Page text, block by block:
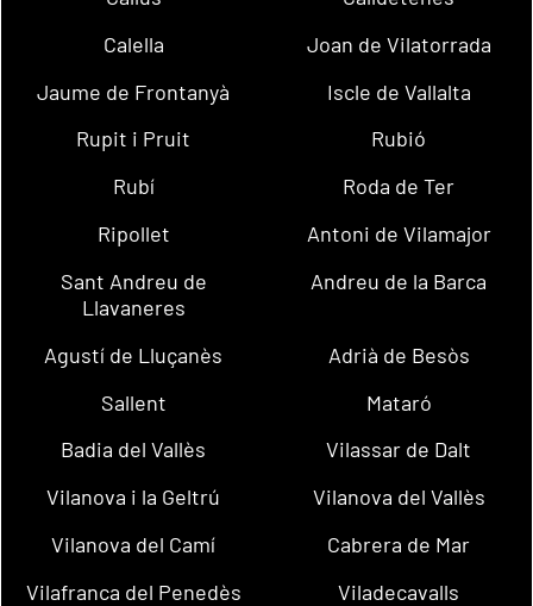
Calella
Joan de Vilatorrada
Jaume de Frontanyà
Iscle de Vallalta
Rupit i Pruit
Rubió
Rubí
Roda de Ter
Ripollet
Antoni de Vilamajor
Sant Andreu de
Llavaneres
Andreu de la Barca
Agustí de Lluçanès
Adrià de Besòs
Sallent
Mataró
Badia del Vallès
Vilassar de Dalt
Vilanova i la Geltrú
Vilanova del Vallès
Vilanova del Camí
Cabrera de Mar
Vilafranca del Penedès
Viladecavalls